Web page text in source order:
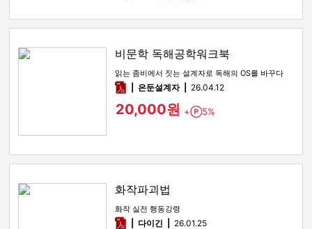
비문학 독해공학워크북
읽는 좀비에서 짓는 설계자로 독해의 OS를 바꾸다
pdf은둔설계자 26.04.12
20,000원 + Point
5%
화작파괴법
화작 실전 행동강령
pdf다이긴 26.01.25